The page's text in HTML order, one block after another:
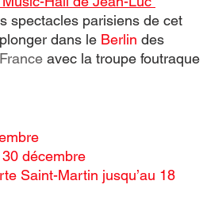
spectacles parisiens de cet
dans le Berlin des
France avec la troupe foutraque
décembre
Saint-Martin jusqu’au 18